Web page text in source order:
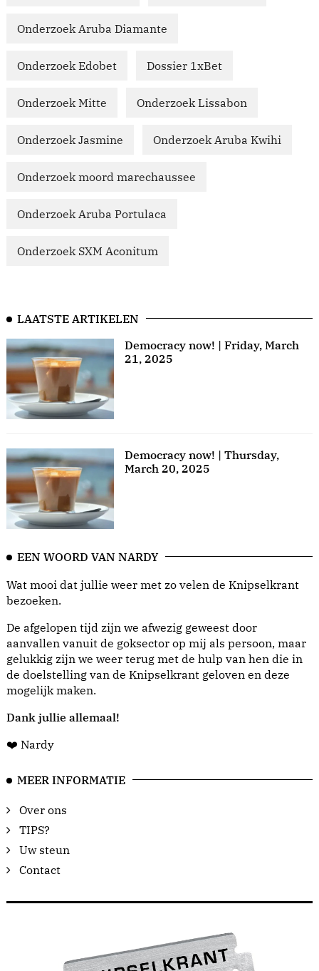
Onderzoek Aruba Diamante
Onderzoek Edobet Dossier 1xBet
Onderzoek Mitte Onderzoek Lissabon
Onderzoek Jasmine Onderzoek Aruba Kwihi
Onderzoek moord marechaussee
Onderzoek Aruba Portulaca
Onderzoek SXM Aconitum
LAATSTE ARTIKELEN
Democracy now! | Friday, March
21, 2025
Democracy now! | Thursday,
March 20, 2025
EEN WOORD VAN NARDY
Wat mooi dat jullie weer met zo velen de Knipselkrant
bezoeken.
De afgelopen tijd zijn we afwezig geweest door
aanvallen vanuit de goksector op mij als persoon, maar
gelukkig zijn we weer terug met de hulp van hen die in
de doelstelling van de Knipselkrant geloven en deze
mogelijk maken.
Dank jullie allemaal!
❤️ Nardy
MEER INFORMATIE
Over ons
TIPS?
Uw steun
Contact